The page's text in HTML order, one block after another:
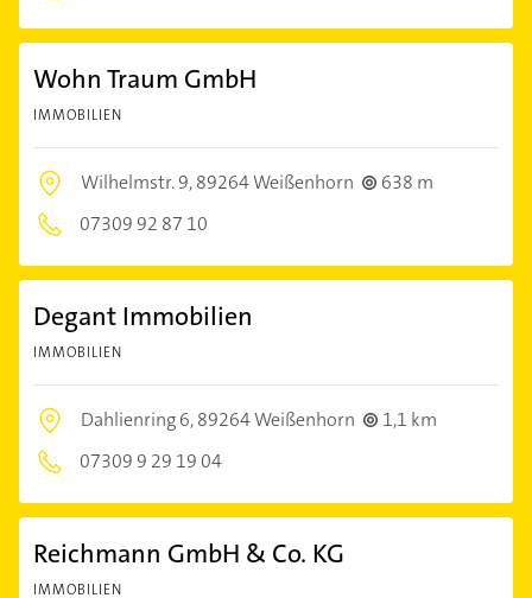
Wohn Traum GmbH
IMMOBILIEN
Wilhelmstr. 9,89264 Weißenhorn
638 m
07309 92 87 10
Degant Immobilien
IMMOBILIEN
Dahlienring 6,89264 Weißenhorn
1,1 km
07309 9 29 19 04
Reichmann GmbH & Co. KG
IMMOBILIEN